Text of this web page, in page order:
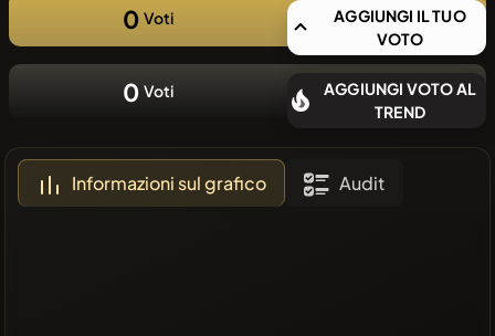
0 Voti
AGGIUNGI IL TUO
VOTO
0 Voti
AGGIUNGI VOTO AL
TREND
Informazioni sul grafico Audit